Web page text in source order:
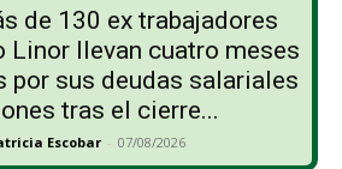
de 130 ex trabajadores
Linor llevan cuatro meses
por sus deudas salariales
tras el cierre...
Escobar - 07/08/2026